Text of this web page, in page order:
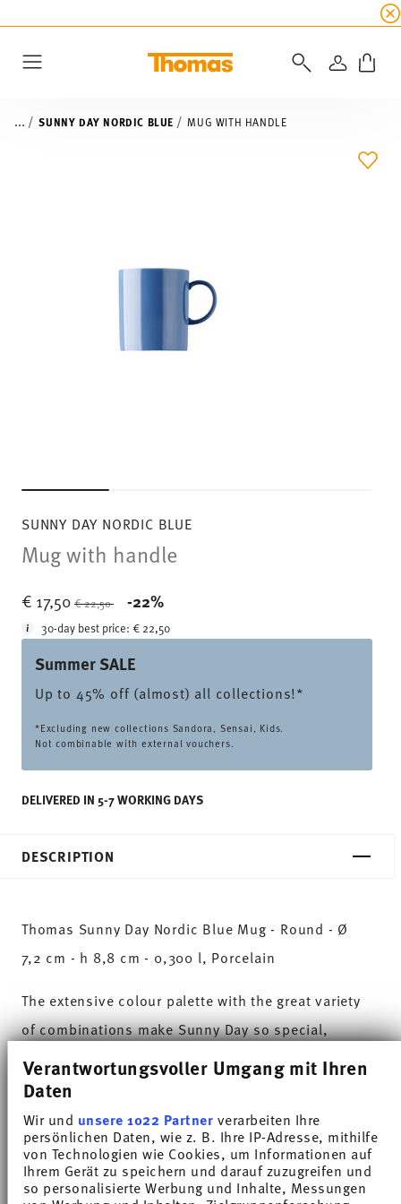
Verantwortungsvoller Umgang mit Ihren
Daten
Wir und unsere 1022 Partnerverarbeiten Ihre
persönlichen Daten, wie z. B. Ihre IP-Adresse, mithilfe
von Technologien wie Cookies, um Informationen auf
Ihrem Gerät zu speichern und darauf zuzugreifen und
so personalisierte Werbung und Inhalte, Messungen
☀️ Up to 45% discount on all
LOGIN
... SUNNY DAY NORDIC BLUE MUG WITH HANDLE
SUNNY DAY NORDIC BLUE
Mug with handle
€ 17,50 Price reduced from
€ 22,50 -22%
30-day best price:€ 22,50
Summer SALE
Up to 45% off (almost) all collections!*
*Excluding new collections Sandora, Sensai, Kids.
Not combinable with external vouchers.
DELIVERED IN 5-7 WORKING DAYS
ADD
DESCRIPTION
Thomas Sunny Day Nordic Blue Mug - Round - Ø
7,2 cm - h 8,8 cm - 0,300 l, Porcelain
The extensive colour palette with the great variety
of combinations make Sunny Day so special,
allowing it to be used in cooking and kitchen
worlds of every kind. Sunny Day’s pleasing and
cheerful style ensures that every day is simply
unique.HAVE A SUNNY DAY!
With Scandinavian modernity and casualness, yet